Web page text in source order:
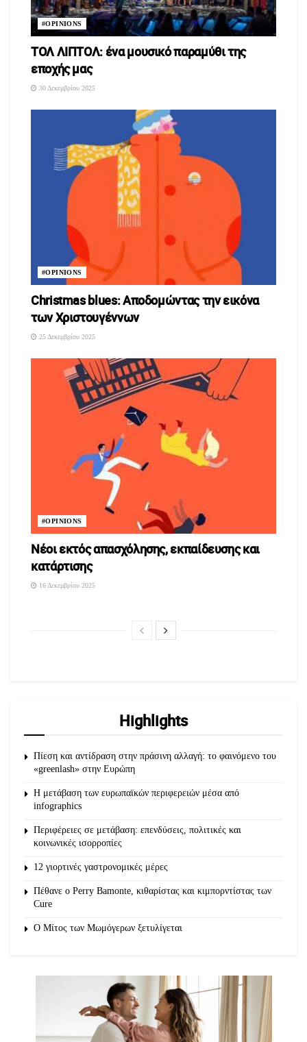
#OPINIONS
ΤΟΛ ΛΙΠΤΟΛ: ένα μουσικό παραμύθι της
εποχής μας
30 Δεκεμβρίου 2025
#OPINIONS
Christmas blues: Αποδομώντας την εικόνα
των Χριστουγέννων
25 Δεκεμβρίου 2025
#OPINIONS
Νέοι εκτός απασχόλησης, εκπαίδευσης και
κατάρτισης
16 Δεκεμβρίου 2025
Highlights
Πίεση και αντίδραση στην πράσινη αλλαγή: το φαινόμενο του
«greenlash» στην Ευρώπη
Η μετάβαση των ευρωπαϊκών περιφερειών μέσα από
infographics
Περιφέρειες σε μετάβαση: επενδύσεις, πολιτικές και
κοινωνικές ισορροπίες
12 γιορτινές γαστρονομικές μέρες
Πέθανε ο Perry Bamonte, κιθαρίστας και κιμπορντίστας των
Cure
O Μίτος των Μωμόγερων ξετυλίγεται